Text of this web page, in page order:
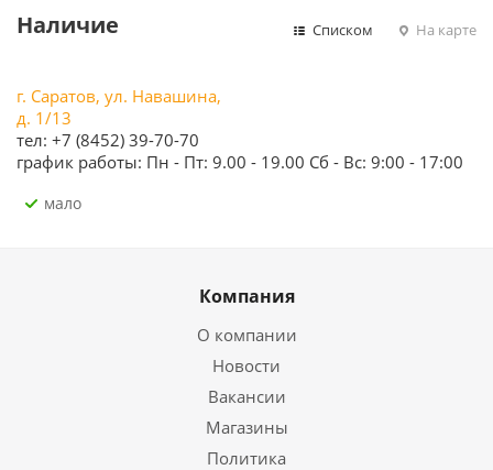
Наличие Списком На карте
г. Саратов, ул. Навашина,
д. 1/13
тел: +7 (8452) 39-70-70
график работы: Пн - Пт: 9.00 - 19.00 Сб - Вс: 9:00 - 17:00
Мало
Компания
О компании
Новости
Вакансии
Магазины
Политика